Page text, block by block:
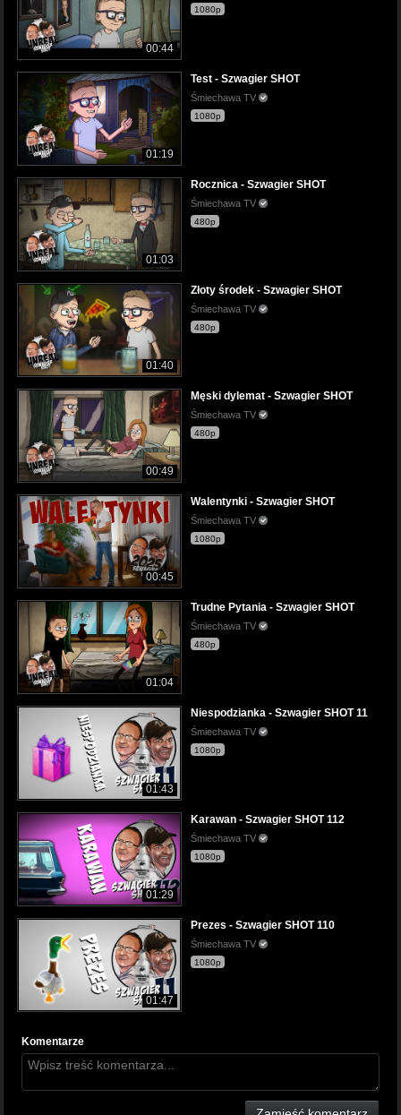
00:44
1080p
01:19
Test - Szwagier SHOT
Śmiechawa TV
1080p
01:03
Rocznica - Szwagier SHOT
Śmiechawa TV
480p
01:40
Złoty środek - Szwagier SHOT
Śmiechawa TV
480p
00:49
Męski dylemat - Szwagier SHOT
Śmiechawa TV
480p
00:45
Walentynki - Szwagier SHOT
Śmiechawa TV
1080p
01:04
Trudne Pytania - Szwagier SHOT
Śmiechawa TV
480p
01:43
Niespodzianka - Szwagier SHOT 11
Śmiechawa TV
1080p
01:29
Karawan - Szwagier SHOT 112
Śmiechawa TV
1080p
01:47
Prezes - Szwagier SHOT 110
Śmiechawa TV
1080p
Komentarze